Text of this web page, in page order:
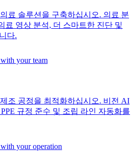
료 솔루션을 구축하십시오. 의료 분
료 영상 분석, 더 스마트한 진단 및
다.
조 공정을 최적화하십시오. 비전 AI
규정 준수 및 조립 라인 자동화를